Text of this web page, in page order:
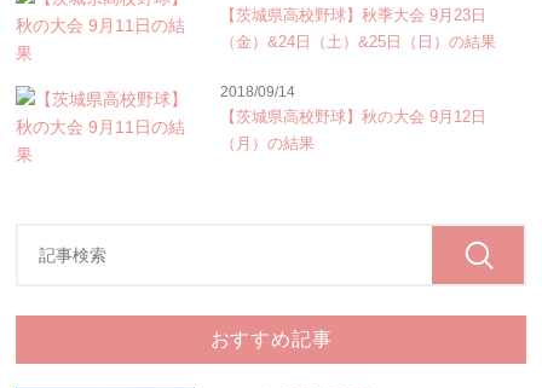
【茨城県高校野球】秋季大会 9月23日
（金）&24日（土）&25日（日）の結果
2018/09/14
【茨城県高校野球】秋の大会 9月12日
（月）の結果
おすすめ記事